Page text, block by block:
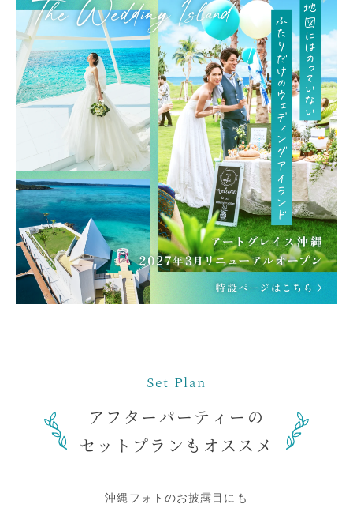
アフターパーティーの
セットプランもオススメ
沖縄フォトのお披露目にも